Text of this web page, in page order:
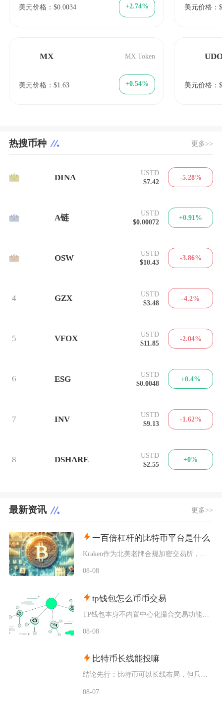
美元价格：$0.0034 +2.74%
MX MX Token
美元价格：$1.63 +0.54%
美元价格：
美元价格：
热搜币种 更多>>
1 DINA
USTD
$7.42
-5.28%
2 A链
USTD
$0.00072
+0.91%
3 OSW
USTD
$10.43
-3.86%
4 GZX
USTD
$3.48
-4.2%
5 VFOX
USTD
$11.85
-2.04%
6 ESG
USTD
$0.0048
+0.4%
7 INV
USTD
$9.13
-1.62%
8 DSHARE
USTD
$2.55
+0%
最新资讯 更多>>
一百倍杠杆的比特币平台是什么
08-08
tp钱包怎么币币交易
08-08
比特币长线能投嘛
结论先行：比特币可以长线布局，但只适合风险承受能力极强、能够接受资产大幅回撤、只用闲钱小额
08-07